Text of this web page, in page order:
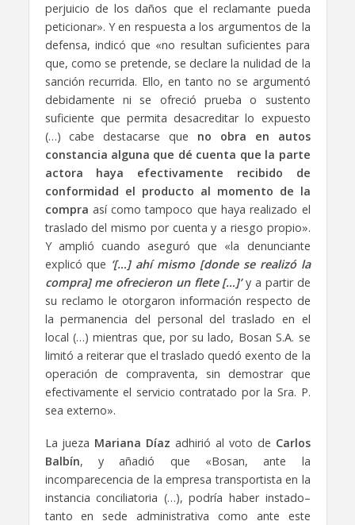
perjuicio de los daños que el reclamante pueda
peticionar». Y en respuesta a los argumentos de la
defensa, indicó que «no resultan suficientes para
que, como se pretende, se declare la nulidad de la
sanción recurrida. Ello, en tanto no se argumentó
debidamente ni se ofreció prueba o sustento
suficiente que permita desacreditar lo expuesto
(…) cabe destacarse que no obra en autos
constancia alguna que dé cuenta que la parte
actora haya efectivamente recibido de
conformidad el producto al momento de la
compra así como tampoco que haya realizado el
traslado del mismo por cuenta y a riesgo propio».
Y amplió cuando aseguró que «la denunciante
explicó que ‘[…] ahí mismo [donde se realizó la
compra] me ofrecieron un flete […]’y a partir de
su reclamo le otorgaron información respecto de
la permanencia del personal del traslado en el
local (…) mientras que, por su lado, Bosan S.A. se
limitó a reiterar que el traslado quedó exento de la
operación de compraventa, sin demostrar que
efectivamente el servicio contratado por la Sra. P.
sea externo».
La jueza Mariana Díaz adhirió al voto de Carlos
Balbín, y añadió que «Bosan, ante la
incomparecencia de la empresa transportista en la
instancia conciliatoria (…), podría haber instado–
tanto en sede administrativa como ante este